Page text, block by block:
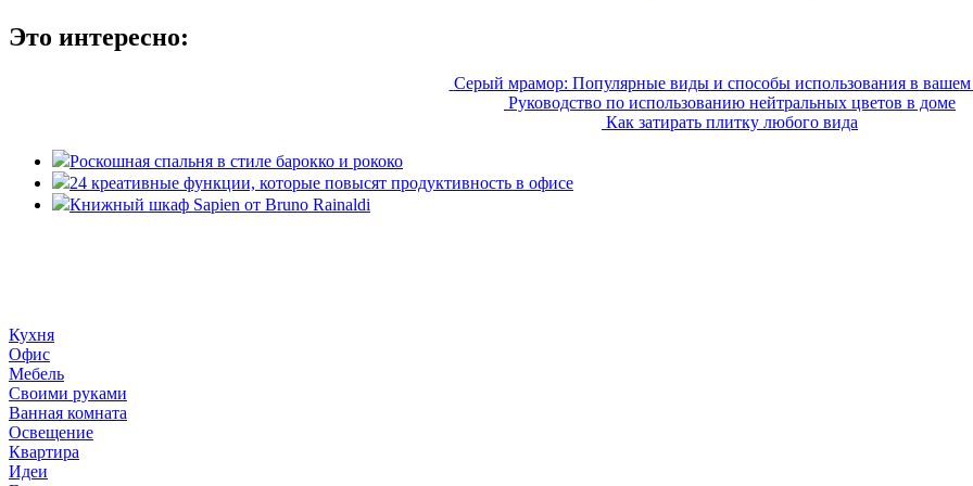
Это интересно:
Серый мрамор: Популярные виды и способы использования в
Руководство по использованию нейтральных цветов в доме
Как затирать плитку любого вида
Роскошная спальня в стиле барокко и рококо
24 креативные функции, которые повысят продуктивность в офисе
Книжный шкаф Sapien от Bruno Rainaldi
Кухня
Офис
Мебель
Своими руками
Ванная комната
Освещение
Квартира
Идеи